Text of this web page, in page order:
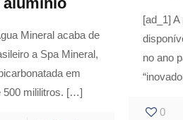
Mineral acaba de
a Spa Mineral,
em
mililitros. […]
[ad_1]
no ano
0